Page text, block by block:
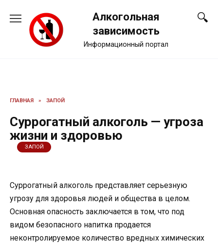
содержанию
Алкогольная
зависимость
Информационный портал
ГЛАВНАЯ » ЗАПОЙ
Суррогатный алкоголь — угроза
жизни и здоровью
ЗАПОЙ
Суррогатный алкоголь представляет серьезную
угрозу для здоровья людей и общества в целом.
Основная опасность заключается в том, что под
видом безопасного напитка продается
неконтролируемое количество вредных химических